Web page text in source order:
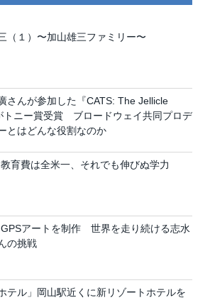
（１）〜加山雄三ファミリー〜
さんが参加した『CATS: The Jellicle
トニー賞受賞 ブロードウェイ共同プロデ
とはどんな役割なのか
育費は全米一、それでも伸びぬ学力
GPSアートを制作 世界を走り続ける志水
の挑戦
テル」岡山駅近くに新リゾートホテルを